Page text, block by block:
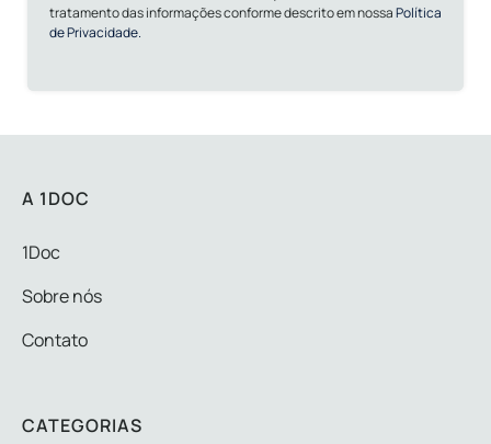
tratamento das informações conforme descrito em nossaPolítica
de Privacidade.
A 1DOC
1Doc
Sobre nós
Contato
CATEGORIAS